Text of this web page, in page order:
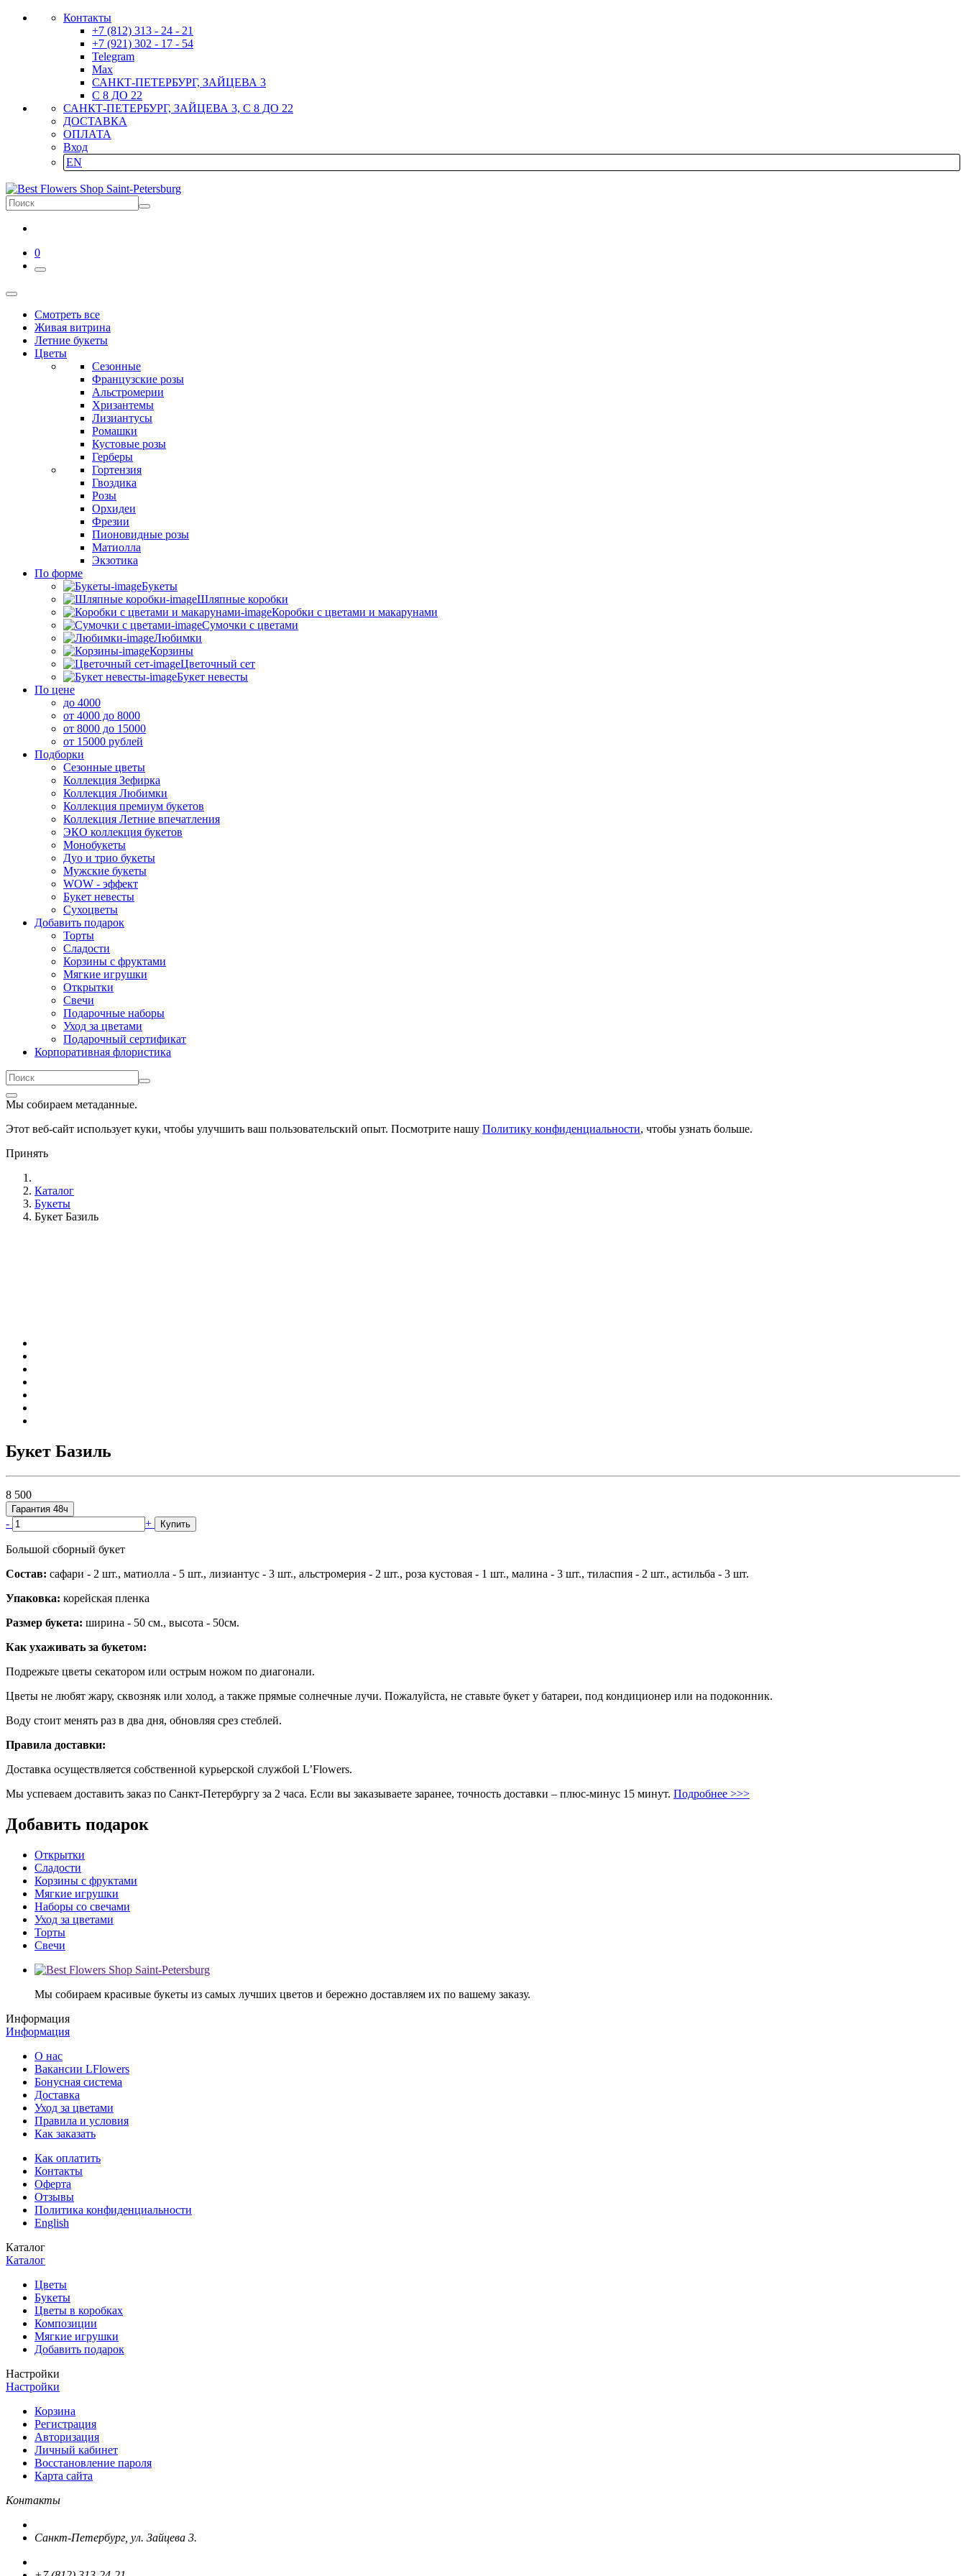
Контакты
+7 (812) 313 - 24 - 21
+7 (921) 302 - 17 - 54
Telegram
Max
САНКТ-ПЕТЕРБУРГ, ЗАЙЦЕВА 3
С 8 ДО 22
САНКТ-ПЕТЕРБУРГ, ЗАЙЦЕВА 3, С 8 ДО 22
ДОСТАВКА
ОПЛАТА
Вход
EN
0
Смотреть все
Живая витрина
Летние букеты
Цветы
Сезонные
Французские розы
Альстромерии
Хризантемы
Лизиантусы
Ромашки
Кустовые розы
Герберы
Гортензия
Гвоздика
Розы
Орхидеи
Фрезии
Пионовидные розы
Матиолла
Экзотика
По форме
Букеты
Шляпные коробки
Коробки с цветами и макарунами
Сумочки с цветами
Любимки
Корзины
Цветочный сет
Букет невесты
По цене
до 4000
от 4000 до 8000
от 8000 до 15000
от 15000 рублей
Подборки
Сезонные цветы
Коллекция Зефирка
Коллекция Любимки
Коллекция премиум букетов
Коллекция Летние впечатления
ЭКО коллекция букетов
Монобукеты
Дуо и трио букеты
Мужские букеты
WOW - эффект
Букет невесты
Сухоцветы
Добавить подарок
Торты
Сладости
Корзины с фруктами
Мягкие игрушки
Открытки
Свечи
Подарочные наборы
Уход за цветами
Подарочный сертификат
Корпоративная флористика
Мы собираем метаданные.
Этот веб-сайт использует куки, чтобы улучшить ваш пользовательский опыт. Посмотрите нашу Политику конфиденциальности, чтобы узнать больше.
Принять
Каталог
Букеты
Букет Базиль
Букет Базиль
8 500
Гарантия 48ч
- + Купить
Большой сборный букет
Состав: сафари - 2 шт., матиолла - 5 шт., лизиантус - 3 шт., альстромерия - 2 шт., роза кустовая - 1 шт., малина - 3 шт., тиласпия - 2 шт., астильба - 3 шт.
Упаковка: корейская пленка
Размер букета: ширина - 50 см., высота - 50см.
Как ухаживать за букетом:
Подрежьте цветы секатором или острым ножом по диагонали.
Цветы не любят жару, сквозняк или холод, а также прямые солнечные лучи. Пожалуйста, не ставьте букет у батареи, под кондиционер или на подоконник.
Воду стоит менять раз в два дня, обновляя срез стеблей.
Правила доставки:
Доставка осуществляется собственной курьерской службой L’Flowers.
Мы успеваем доставить заказ по Санкт-Петербургу за 2 часа. Если вы заказываете заранее, точность доставки – плюс-минус 15 минут. Подробнее >>>
Добавить подарок
Открытки
Сладости
Корзины с фруктами
Мягкие игрушки
Наборы со свечами
Уход за цветами
Торты
Свечи
Мы собираем красивые букеты из самых лучших цветов и бережно доставляем их по вашему заказу.
Информация
Информация
О нас
Вакансии LFlowers
Бонусная система
Доставка
Уход за цветами
Правила и условия
Как заказать
Как оплатить
Контакты
Оферта
Отзывы
Политика конфиденциальности
English
Каталог
Каталог
Цветы
Букеты
Цветы в коробках
Композиции
Мягкие игрушки
Добавить подарок
Настройки
Настройки
Корзина
Регистрация
Авторизация
Личный кабинет
Восстановление пароля
Карта сайта
Контакты
Санкт-Петербург, ул. Зайцева 3.